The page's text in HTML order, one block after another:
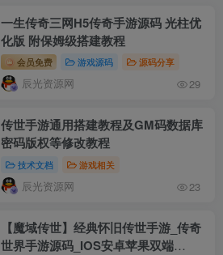
一生传奇三网H5传奇手游源码 光柱优
化版 附保姆级搭建教程
会员免费 游戏源码 源码分享
辰光资源网 29
传世手游通用搭建教程及GM码数据库
密码版权等修改教程
技术文档 游戏相关
辰光资源网 23
【魔域传世】经典怀旧传世手游_传奇
世界手游源码_IOS安卓苹果双端